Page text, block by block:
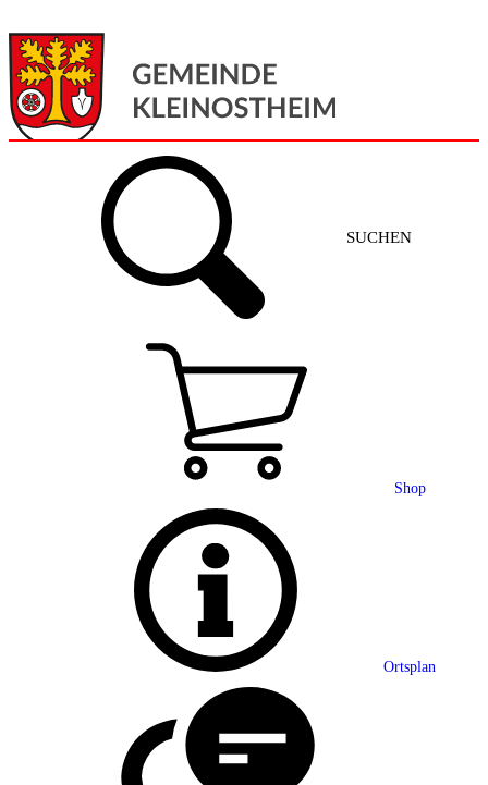
SUCHEN
Shop
Ortsplan
Gemeinde + Service
Grußwort
Ortsplan
Partnerschaft
Statistik
Mitteilungsblatt